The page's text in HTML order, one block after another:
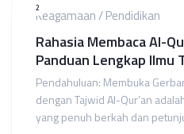
2Keagamaan/Pendidikan
Rahasia Membaca Al-
Panduan Lengkap Ilmu
Pendahuluan: Membuka
dengan Tajwid Al-Qur’an
yang penuh berkah dan